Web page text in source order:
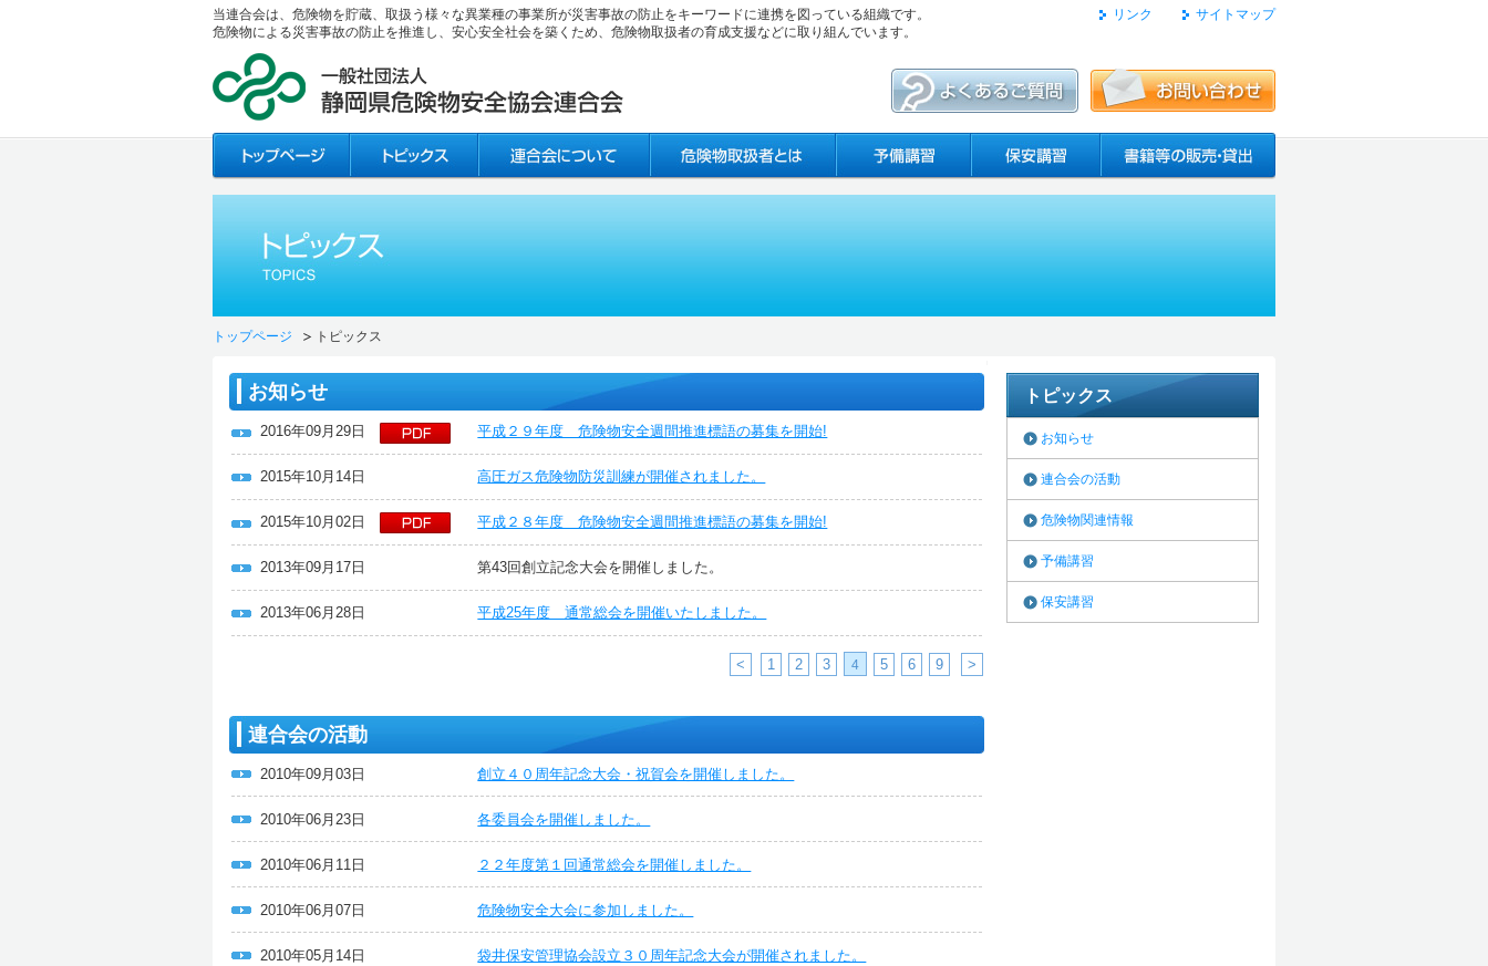
当連合会は、危険物を貯蔵、取扱う様々な異業種の事業所が災害事故の防止をキーワードに連携を図っている組織です。
危険物による災害事故の防止を推進し、安心安全社会を築くため、危険物取扱者の育成支援などに取り組んでいます。
リンク サイトマップ
トップページ トピックス
お知らせ
2016年09月29日 平成２９年度 危険物安全週間推進標語の募集を開始!
2015年10月14日 高圧ガス危険物防災訓練が開催されました。
2015年10月02日 平成２８年度 危険物安全週間推進標語の募集を開始!
2013年09月17日 第43回創立記念大会を開催しました。
2013年06月28日 平成25年度 通常総会を開催いたしました。
< 1 2 3 4 5 6 9 >
連合会の活動
2010年09月03日 創立４０周年記念大会・祝賀会を開催しました。
2010年06月23日 各委員会を開催しました。
2010年06月11日 ２２年度第１回通常総会を開催しました。
2010年06月07日 危険物安全大会に参加しました。
2010年05月14日 袋井保安管理協会設立３０周年記念大会が開催されました。
トピックス
お知らせ
連合会の活動
危険物関連情報
予備講習
保安講習